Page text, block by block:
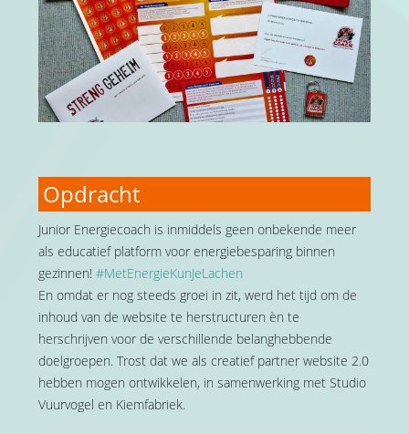
Opdracht
Junior Energiecoach is inmiddels geen onbekende meer
als educatief platform voor energiebesparing binnen
gezinnen! #MetEnergieKunJeLachen
En omdat er nog steeds groei in zit, werd het tijd om de
inhoud van de website te herstructuren èn te
herschrijven voor de verschillende belanghebbende
doelgroepen. Trost dat we als creatief partner website 2.0
hebben mogen ontwikkelen, in samenwerking met Studio
Vuurvogel en Kiemfabriek.